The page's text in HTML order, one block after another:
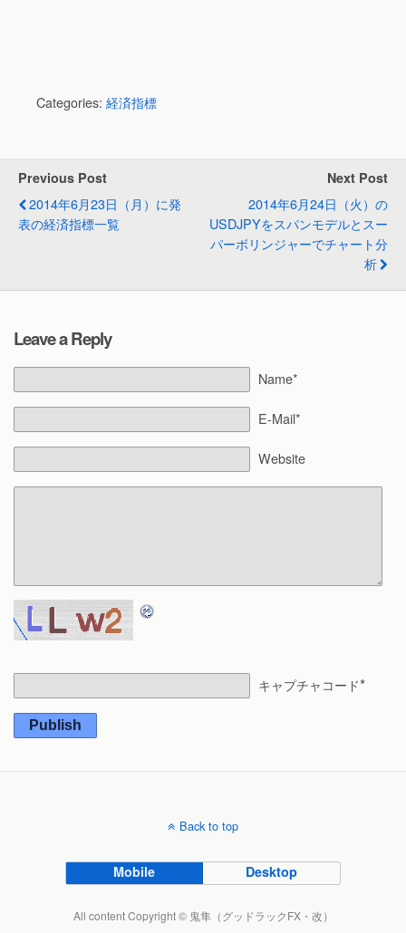
Categories: 経済指標
Previous Post
2014年6月23日（月）に発
表の経済指標一覧
Next Post
2014年6月24日（火）の
USDJPYをスパンモデルとスー
パーボリンジャーでチャート分
析
Leave a Reply
Name*
E-Mail*
Website
キャプチャコード*
Publish
Back to top
Mobile Desktop
All content Copyright © 鬼隼（グッドラックFX・改）